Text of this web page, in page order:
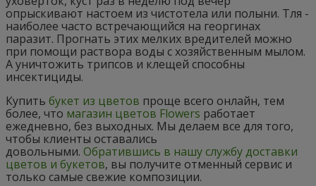
опрыскивают настоем из чистотела или полыни. Тля -
наиболее часто встречающийся на георгинах
паразит. Прогнать этих мелких вредителей можно
при помощи раствора воды с хозяйственным мылом.
А уничтожить трипсов и клещей способны
инсектициды.
Купить букет из цветов проще всего онлайн, тем
более, что магазин цветов Flowers работает
ежедневно, без выходных. Мы делаем все для того,
чтобы клиенты оставались
довольными. Обратившись в нашу службу доставки
цветов и букетов, вы получите отменный сервис и
только самые свежие композиции.